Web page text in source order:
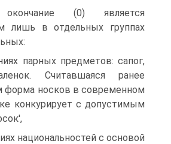
(0) является
лишь в отдельных группах
парных предметов: сапог,
Считавшаяся ранее
форма носков в современном
конкурирует с допустимым
национальностей с основой